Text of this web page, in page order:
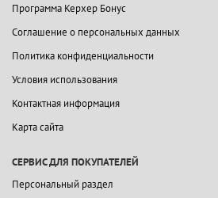
Программа Керхер Бонус
Соглашение о персональных данных
Политика конфиденциальности
Условия использования
Контактная информация
Карта сайта
СЕРВИС ДЛЯ ПОКУПАТЕЛЕЙ
Персональный раздел